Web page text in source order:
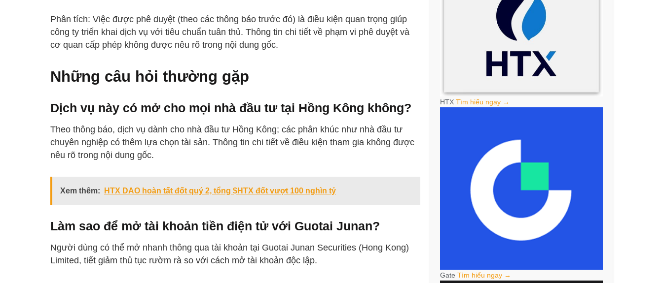
Phân tích: Việc được phê duyệt (theo các thông báo trước đó) là điều kiện quan trọng giúp
công ty triển khai dịch vụ với tiêu chuẩn tuân thủ. Thông tin chi tiết về phạm vi phê duyệt và
cơ quan cấp phép không được nêu rõ trong nội dung gốc.
Những câu hỏi thường gặp
Dịch vụ này có mở cho mọi nhà đầu tư tại Hồng Kông không?
Theo thông báo, dịch vụ dành cho nhà đầu tư Hồng Kông; các phân khúc như nhà đầu tư
chuyên nghiệp có thêm lựa chọn tài sản. Thông tin chi tiết về điều kiện tham gia không được
nêu rõ trong nội dung gốc.
Xem thêm: HTX DAO hoàn tất đốt quý 2, tổng $HTX đốt vượt 100 nghìn tỷ
Làm sao để mở tài khoản tiền điện tử với Guotai Junan?
Người dùng có thể mở nhanh thông qua tài khoản tại Guotai Junan Securities (Hong Kong)
Limited, tiết giảm thủ tục rườm rà so với cách mở tài khoản độc lập.
HTX Tìm hiểu ngay →
Gate Tìm hiểu ngay →